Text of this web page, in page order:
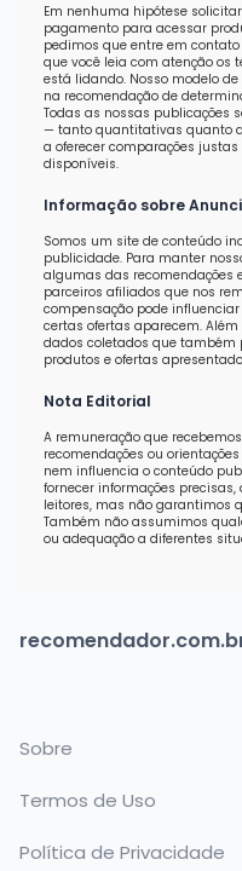
Em nenhuma hipótese
pagamento para acessar
pedimos que entre em
que você leia com atenção os
está lidando. Nosso modelo
na recomendação de
Todas as nossas publicações
— tanto quantitativas quanto
a oferecer comparações
disponíveis.
Informação sobre
Somos um site de conteúdo
publicidade. Para manter
algumas das recomendações
parceiros afiliados que nos
compensação pode
certas ofertas aparecem.
dados coletados que também
produtos e ofertas
Nota Editorial
A remuneração que
recomendações ou
nem influencia o conteúdo
fornecer informações
leitores, mas não garantimos
Também não assumimos
ou adequação a diferentes
Sobre
Termos de Uso
Política de Privacidade